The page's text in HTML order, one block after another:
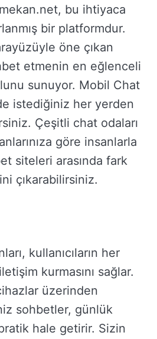
bu ihtiyaca
bir platformdur.
öne çıkan
etmenin en eğlenceli
sunuyor. Mobil Chat
istediğiniz her yerden
Çeşitli chat odaları
göre insanlarla
siteleri arasında fark
çıkarabilirsiniz.
kullanıcıların her
kurmasını sağlar.
üzerinden
sohbetler, günlük
pratik hale getirir. Sizin